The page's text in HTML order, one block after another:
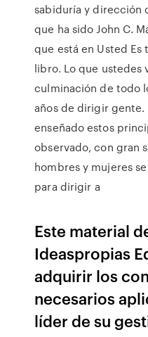
sabiduría y dirección
que ha sido John C.
que está en Usted Es
libro. Lo que ustedes
culminación de todo
años de dirigir gente.
enseñado estos
observado, con gran
hombres y mujeres
para dirigir a
Este material
Ideaspropias
adquirir los
necesarios
líder de su